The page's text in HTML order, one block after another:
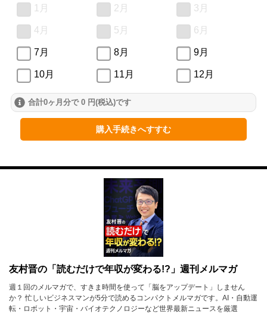
友村晋の「読むだけで年収が変わる!?」週刊メルマガ
週１回のメルマガで、すきま時間を使って「脳をアップデート」しません
か？ 忙しいビジネスマンが5分で読めるコンパクトメルマガです。AI・自動運
転・ロボット・宇宙・バイオテクノロジーなど世界最新ニュースを厳選
1月 2月 3月
4月 5月 6月
7月 8月 9月
10月 11月 12月
合計0ヶ月分で 0 円(税込)です
購入手続きへすすむ